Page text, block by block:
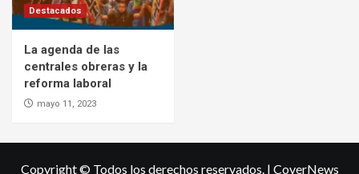
Destacados
La agenda de las
centrales obreras y la
reforma laboral
mayo 11, 2023
Copyright © Todos los derechos reservados. | CoverNews